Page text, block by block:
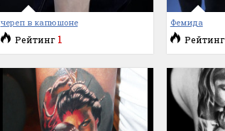
череп в капюшоне
Рейтинг 1
Фемида
Рейтинг